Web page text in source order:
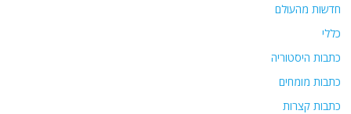
חדשות מהעולם
כללי
כתבות היסטוריה
כתבות מומחים
כתבות קצרות